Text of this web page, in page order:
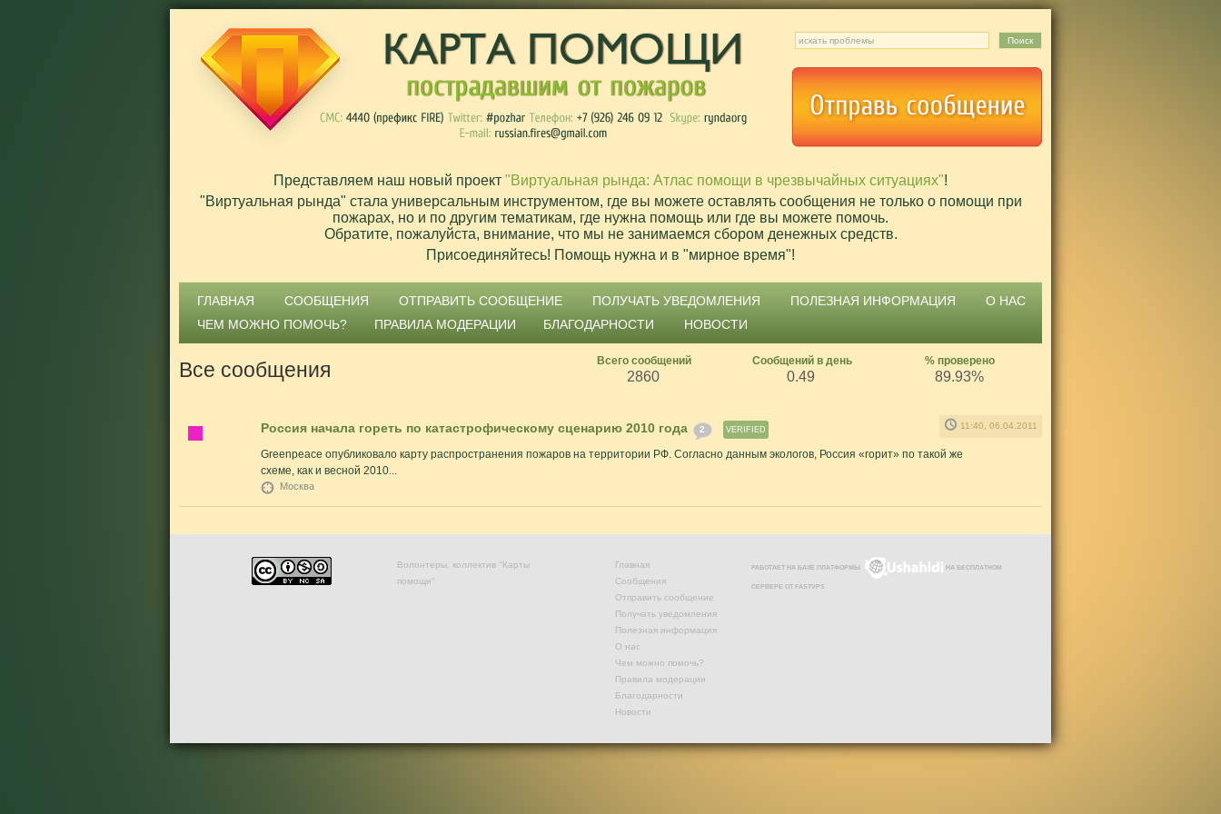
Представляем наш новый проект "Виртуальная рында: Атлас помощи в чрезвычайных ситуациях"!
"Виртуальная рында" стала универсальным инструментом, где вы можете оставлять сообщения не только о помощи при
пожарах, но и по другим тематикам, где нужна помощь или где вы можете помочь.
Обратите, пожалуйста, внимание, что мы не занимаемся сбором денежных средств.
Присоединяйтесь! Помощь нужна и в "мирное время"!
ГЛАВНАЯ СООБЩЕНИЯ ОТПРАВИТЬ СООБЩЕНИЕ ПОЛУЧАТЬ УВЕДОМЛЕНИЯ ПОЛЕЗНАЯ ИНФОРМАЦИЯ
О НАС
ЧЕМ МОЖНО ПОМОЧЬ?
ПРАВИЛА МОДЕРАЦИИ БЛАГОДАРНОСТИ НОВОСТИ
Всего сообщений Сообщений в день % проверено
2860 0.49 89.93%
Все сообщения
Россия начала гореть по катастрофическому сценарию 2010 года 2 VERIFIED 11:40, 06.04.2011
Greenpeace опубликовало карту распространения пожаров на территории РФ. Согласно данным экологов, Россия «горит» по такой же
схеме, как и весной 2010...
Москва
Волонтеры, коллектив "Карты
помощи"
Главная
Сообщения
Отправить сообщение
Получать уведомления
Полезная информация
О нас
Чем можно помочь?
Правила модерации
Благодарности
Новости
РАБОТАЕТ НА БАЗЕ ПЛАТФОРМЫ НА БЕСПЛАТНОМ
СЕРВЕРЕ ОТ FASTVPS